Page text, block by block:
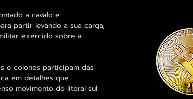
a cavalo e
partir levando a sua carga,
exercido sobre a
e colonos participam das
em detalhes que
movimento do litoral sul